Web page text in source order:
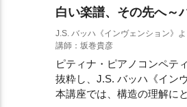
白い楽譜、その先へ～
J.S. バッハ《インヴェンション》
講師：坂巻貴彦
ピティナ・ピアノコンペテ
抜粋し、J.S. バッハ《イン
本講座では、構造の理解に